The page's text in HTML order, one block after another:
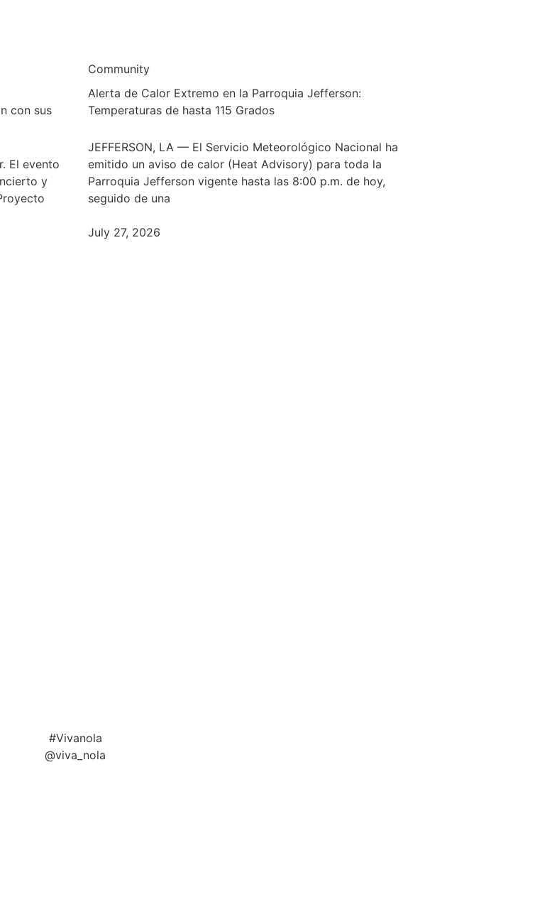
con sus
El evento
y
Community
Alerta de Calor Extremo en la Parroquia Jefferson:
Temperaturas de hasta 115 Grados
JEFFERSON, LA — El Servicio Meteorológico Nacional ha
emitido un aviso de calor (Heat Advisory) para toda la
Parroquia Jefferson vigente hasta las 8:00 p.m. de hoy,
seguido de una
July 27, 2026
#Vivanola
@viva_nola